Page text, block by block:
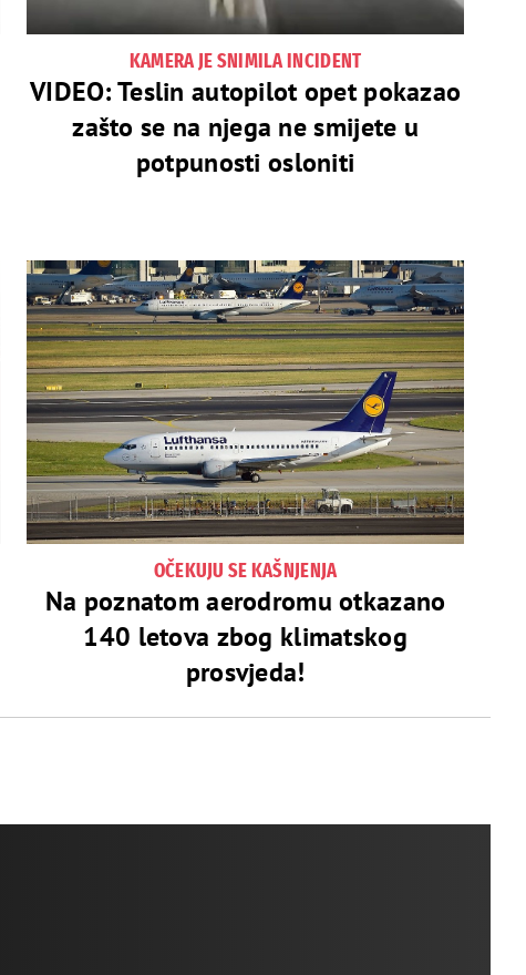
KAMERA JE SNIMILA INCIDENT
VIDEO: Teslin autopilot opet pokazao
zašto se na njega ne smijete u
potpunosti osloniti
OČEKUJU SE KAŠNJENJA
Na poznatom aerodromu otkazano
140 letova zbog klimatskog
prosvjeda!